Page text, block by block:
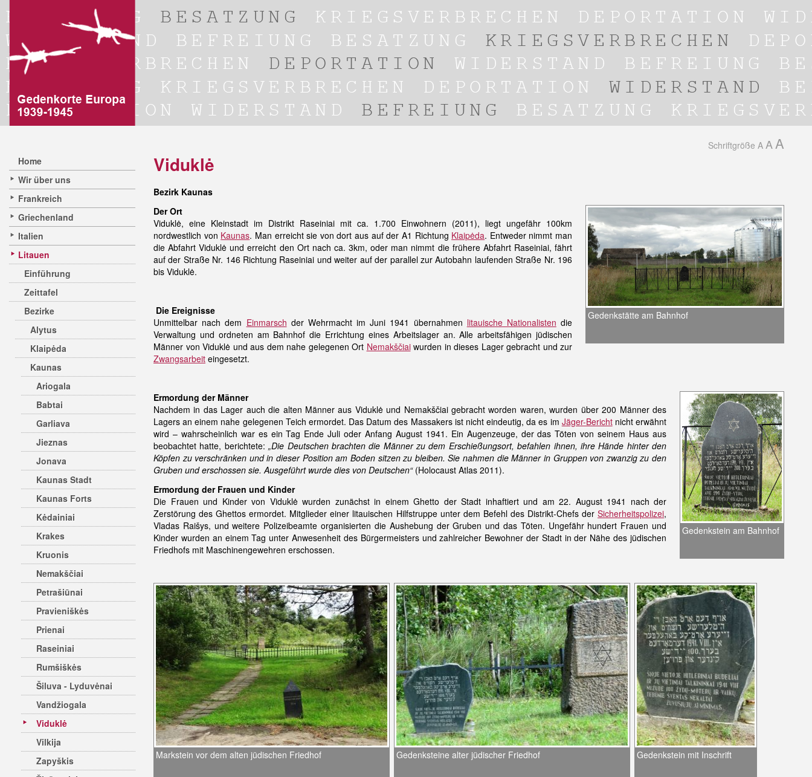
Home
Wir über uns
Frankreich
Griechenland
Italien
Litauen
Einführung
Zeittafel
Bezirke
Alytus
Klaipėda
Kaunas
Ariogala
Babtai
Garliava
Jieznas
Jonava
Kaunas Stadt
Kaunas Forts
Kėdainiai
Krakes
Kruonis
Nemakščiai
Petrašiūnai
Pravieniškės
Prienai
Raseiniai
Rumšiškės
Šiluva - Lyduvėnai
Vandžiogala
Viduklė
Vilkija
Zapyškis
Schriftgröße A A A
Viduklė
Bezirk Kaunas
Gedenkstätte am Bahnhof
Der Ort
Viduklė, eine Kleinstadt im Distrikt Raseiniai mit ca. 1.700 Einwohnern (2011), liegt ungefähr 100km
nordwestlich von Kaunas. Man erreicht sie von dort aus auf der A1 Richtung Klaipėda. Entweder nimmt man
die Abfahrt Viduklė und erreicht den Ort nach ca. 3km, oder man nimmt die frühere Abfahrt Raseiniai, fährt
auf der Straße Nr. 146 Richtung Raseiniai und weiter auf der parallel zur Autobahn laufenden Straße Nr. 196
bis Viduklė.
Die Ereignisse
Unmittelbar nach dem Einmarsch der Wehrmacht im Juni 1941 übernahmen litauische Nationalisten die
Verwaltung und ordneten am Bahnhof die Errichtung eines Arbeitslager an. Alle arbeitsfähigen jüdischen
Männer von Viduklė und aus dem nahe gelegenen Ort Nemakščiaiwurden in dieses Lager gebracht und zur
Zwangsarbeit eingesetzt.
Gedenkstein am Bahnhof
Ermordung der Männer
Nachdem in das Lager auch die alten Männer aus Viduklė und Nemakščiai gebracht worden waren, wurden über 200 Männer des
Lagers an einem nahe gelegenen Teich ermordet. Das Datum des Massakers ist nicht eindeutig, da es im Jäger-Berichtnicht erwähnt
wird – wahrscheinlich war es ein Tag Ende Juli oder Anfang August 1941. Ein Augenzeuge, der das Töten von seinem Haus aus
beobachtet hatte, berichtete:„Die Deutschen brachten die Männer zu dem Erschießungsort, befahlen ihnen, ihre Hände hinter den
Köpfen zu verschränken und in dieser Position am Boden sitzen zu bleiben. Sie nahmen die Männer in Gruppen von zwanzig zu den
Gruben und erschossen sie. Ausgeführt wurde dies von Deutschen“ (Holocaust Atlas 2011).
Ermordung der Frauen und Kinder
Die Frauen und Kinder von Viduklė wurden zunächst in einem Ghetto der Stadt inhaftiert und am 22. August 1941 nach der
Zerstörung des Ghettos ermordet. Mitglieder einer litauischen Hilfstruppe unter dem Befehl des Distrikt-Chefs der Sicherheitspolizei,
Vladas Raišys, und weitere Polizeibeamte organisierten die Aushebung der Gruben und das Töten. Ungefähr hundert Frauen und
Kinder wurden an einem Tag unter Anwesenheit des Bürgermeisters und zahlreicher Bewohner der Stadt in der Nähe des jüdischen
Friedhofs mit Maschinengewehren erschossen.
Markstein vor dem alten jüdischen Friedhof Gedenksteine alter jüdischer Friedhof Gedenkstein mit Inschrift